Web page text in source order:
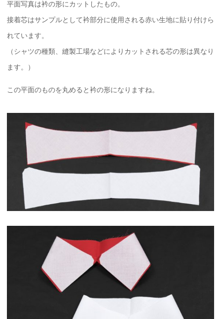
平面写真は衿の形にカットしたもの。
接着芯はサンプルとして衿部分に使用される赤い生地に貼り付けら
れています。
（シャツの種類、縫製工場などによりカットされる芯の形は異なり
ます。）
この平面のものを丸めると衿の形になりますね。